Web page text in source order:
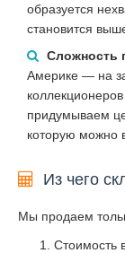
образуется
становится
Сложность
Америке — на
придумываем
которую можно
Из чего
Мы продаем
Стоимость